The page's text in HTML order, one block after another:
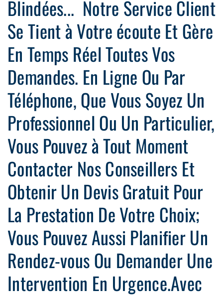
Blindées... Notre Service Client
Se Tient à Votre écoute Et Gère
En Temps Réel Toutes Vos
Demandes. En Ligne Ou Par
Téléphone, Que Vous Soyez Un
Professionnel Ou Un Particulier,
Vous Pouvez à Tout Moment
Contacter Nos Conseillers Et
Obtenir Un Devis Gratuit Pour
La Prestation De Votre Choix;
Vous Pouvez Aussi Planifier Un
Rendez-vous Ou Demander Une
Intervention En Urgence.Avec